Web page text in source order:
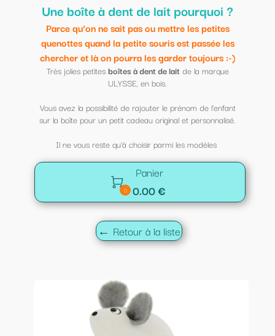
Une boîte à dent de lait pourquoi ?
Parce qu’on ne sait pas ou mettre les petites
quenottes quand la petite souris est passée les
chercher et là on pourra les garder toujours :-)
Très jolies petitesboîtes à dent de laitde la marque
ULYSSE, en bois.
Vous avez la possibilité de rajouter le prénom de l'enfant
sur la boîte pour un petit cadeau original et personnalisé.
Il ne vous reste qu'à choisir parmi les modèles

0
Panier
0.00 €
← Retour à la liste